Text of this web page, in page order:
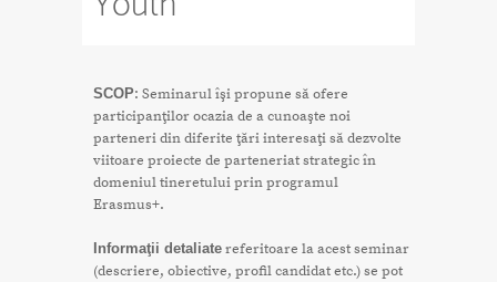
SCOP: Seminarul îşi propune să ofere
participanţilor ocazia de a cunoaşte noi
parteneri din diferite ţări interesaţi să dezvolte
viitoare proiecte de parteneriat strategic în
domeniul tineretului prin programul
Erasmus+.
Informaţii detaliate referitoare la acest seminar
(descriere, obiective, profil candidat etc.) se pot